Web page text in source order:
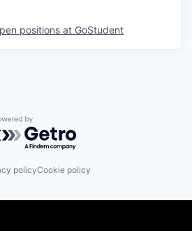
positions at GoStudent
by Getro.com
policyCookie policy